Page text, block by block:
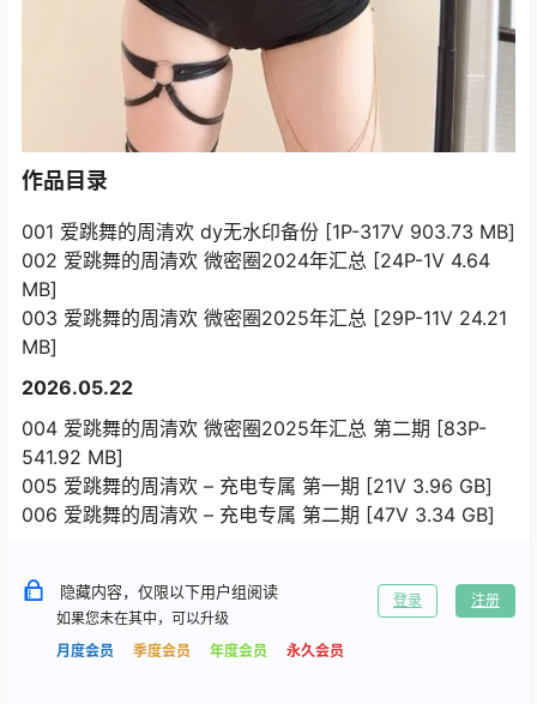
作品目录
001 爱跳舞的周清欢 dy无水印备份 [1P-317V 903.73 MB]
002 爱跳舞的周清欢 微密圈2024年汇总 [24P-1V 4.64
MB]
003 爱跳舞的周清欢 微密圈2025年汇总 [29P-11V 24.21
MB]
2026.05.22
004 爱跳舞的周清欢 微密圈2025年汇总 第二期 [83P-
541.92 MB]
005 爱跳舞的周清欢 – 充电专属 第一期 [21V 3.96 GB]
006 爱跳舞的周清欢 – 充电专属 第二期 [47V 3.34 GB]
隐藏内容，仅限以下用户组阅读
如果您未在其中，可以升级
月度会员
季度会员 年度会员 永久会员
登录 注册